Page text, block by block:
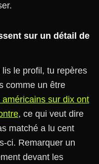
sur un détail de
le profil, tu repères
comme un être
sur dix ont
, ce qui veut dire
matché a lu cent
ci. Remarquer un
devant les